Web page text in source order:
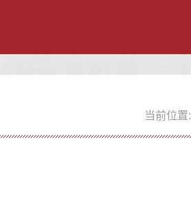
当前位置: